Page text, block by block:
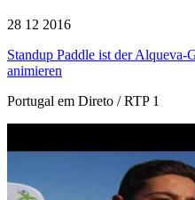
28 12 2016
Standup Paddle ist der Alqueva-
animieren
Portugal em Direto / RTP 1